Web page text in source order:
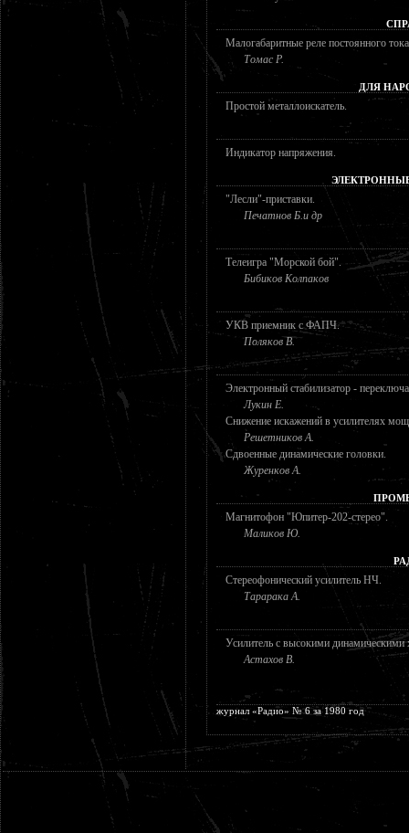
Малогабаритные реле постоянного
Томас Р.
ДЛЯ
Простой металлоискатель.
Индикатор напряжения.
"Лесли"-приставки.
Печатнов Б.и др
Телеигра "Морской бой".
Бибиков Колпаков
УКВ приемник с ФАПЧ.
Поляков В.
Электронный стабилизатор -
Лукин Е.
Снижение искажений в усилителях
Решетников А.
Сдвоенные динамические головки.
Журенков А.
Магнитофон "Юпитер-202-стерео".
Маликов Ю.
Стереофонический усилитель НЧ.
Тарарака А.
Усилитель с высокими динамическими
Астахов В.
журнал «Радио» № 6 за 1980 год